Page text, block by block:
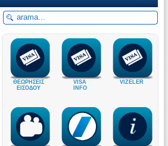
ΘΕΩΡΗΣΕΙΣ
ΕΙΣΟΔΟΥ
VISA
INFO
VIZELER